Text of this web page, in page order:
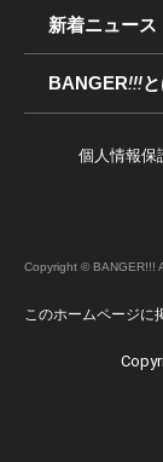
新着ニュース
BANGER!!!
個人情報保
Copyright © BANGER!!!
このホームページに